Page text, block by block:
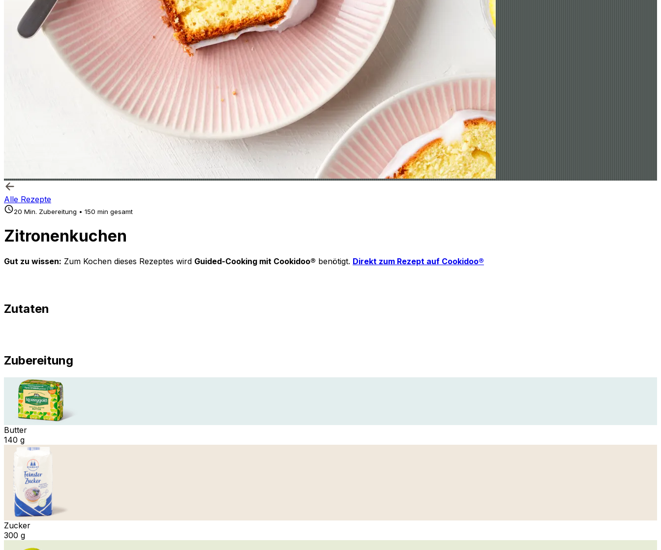
Alle Rezepte
20 Min. Zubereitung • 150 min gesamt
Zitronenkuchen
Gut zu wissen: Zum Kochen dieses Rezeptes wird Guided-Cooking mit Cookidoo® benötigt. Direkt zum Rezept auf Cookidoo®
Zutaten
Zubereitung
Butter
140 g
Zucker
300 g